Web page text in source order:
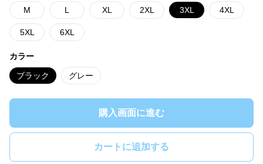
M L XL 2XL 3XL 4XL
5XL 6XL
カラー
ブラック グレー
購入画面に進む
カートに追加する